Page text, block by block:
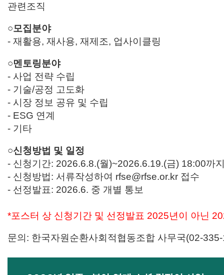
관련조직
○모집분야
- 재활용, 재사용, 재제조, 업사이클링
○멘토링분야
- 사업 전략 수립
- 기술/공정 고도화
- 시장 정보 공유 및 수립
- ESG 연계
- 기타
○신청방법 및 일정
- 신청기간: 2026.6.8.(월)~2026.6.19.(금) 18:00까
- 신청방법: 서류작성하여 rfse@rfse.or.kr 접수
- 선정발표: 2026.6. 중 개별 통보
*포스터 상 신청기간 및 선정발표 2025년이 아닌
문의: 한국자원순환사회적협동조합 사무국(02-